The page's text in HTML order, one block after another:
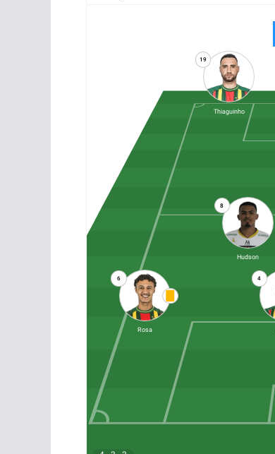
4
6
Rosa
8
Hudson
19
Thiaguinho